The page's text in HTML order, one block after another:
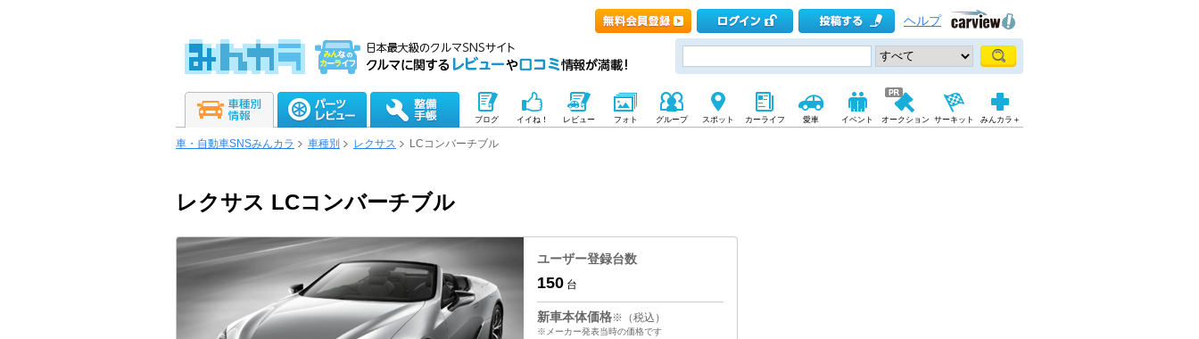
ヘルプ
ブログ イイね！ レビュー フォト グループ スポット カーライフ 愛車 イベント オークション サーキット みんカラ＋
車・自動車SNSみんカラ 車種別 レクサス LCコンバーチブル
レクサス LCコンバーチブル
ユーザー登録台数
150 台
新車本体価格※（税込）
※メーカー発表当時の価格です